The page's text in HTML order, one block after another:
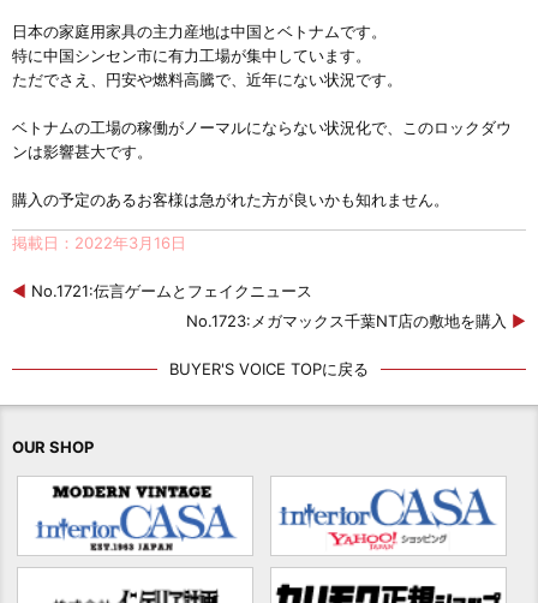
日本の家庭用家具の主力産地は中国とベトナムです。
特に中国シンセン市に有力工場が集中しています。
ただでさえ、円安や燃料高騰で、近年にない状況です。
ベトナムの工場の稼働がノーマルにならない状況化で、このロックダウ
ンは影響甚大です。
購入の予定のあるお客様は急がれた方が良いかも知れません。
掲載日：2022年3月16日
◀ No.1721:伝言ゲームとフェイクニュース
No.1723:メガマックス千葉NT店の敷地を購入 ▶
BUYER'S VOICE TOPに戻る
OUR SHOP